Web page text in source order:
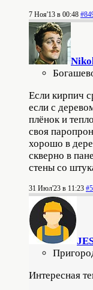
7 Ноя'13 в 00:48
Если кирпич
если с
плёнок и
своя
хорошо в
скверно в
стены со
31 Июл'23 в 11:23
Интересная